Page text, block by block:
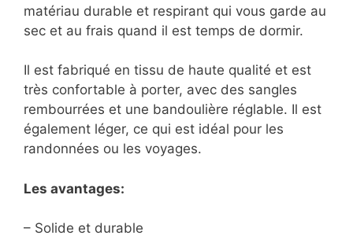
matériau durable et respirant qui vous garde au
sec et au frais quand il est temps de dormir.
Il est fabriqué en tissu de haute qualité et est
très confortable à porter, avec des sangles
rembourrées et une bandoulière réglable. Il est
également léger, ce qui est idéal pour les
randonnées ou les voyages.
Les avantages:
– Solide et durable